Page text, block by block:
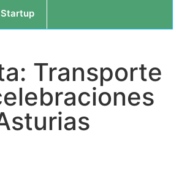
Startup
Transporte